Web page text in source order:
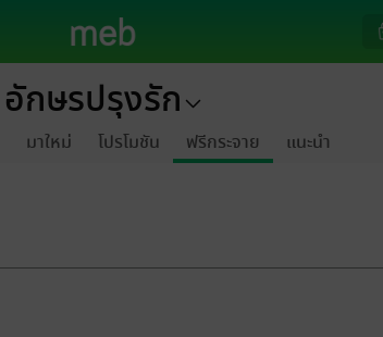
อักษรปรุงรัก
มาใหม่ โปรโมชัน ฟรีกระจาย แนะนำ